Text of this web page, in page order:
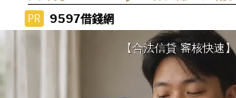
PR 9597借錢網